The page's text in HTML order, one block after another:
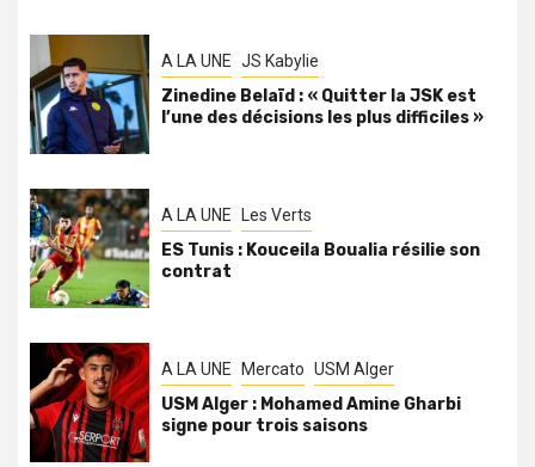
A LA UNE JS Kabylie
Zinedine Belaïd : « Quitter la JSK est
l’une des décisions les plus difficiles »
A LA UNE Les Verts
ES Tunis : Kouceila Boualia résilie son
contrat
A LA UNE Mercato USM Alger
USM Alger : Mohamed Amine Gharbi
signe pour trois saisons